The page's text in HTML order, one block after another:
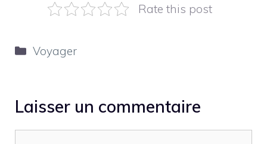
Rate this post
Catégories
Voyager
Laisser un commentaire